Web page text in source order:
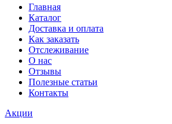
Главная
Каталог
Доставка и оплата
Как заказать
Отслеживание
О нас
Отзывы
Полезные статьи
Контакты
Акции